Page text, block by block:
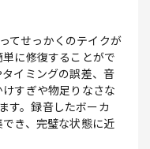
てせっかくのテイクが
に修復することがで
イミングの誤差、音
すぎや物足りなさな
す。録音したボーカ
き、完璧な状態に近